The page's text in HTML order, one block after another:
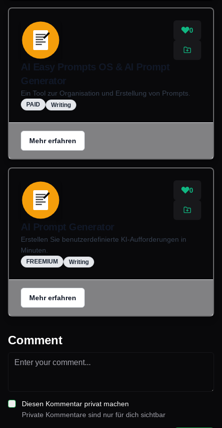
0
AI Easy Prompts OS & AI Prompt
Generator
Ein Tool zur Organisation und Erstellung von Prompts.
PAID Writing
Mehr erfahren
0
AI Prompt Generator
Erstellen Sie benutzerdefinierte KI-Aufforderungen in
Minuten.
FREEMIUM Writing
Mehr erfahren
Comment
Diesen Kommentar privat machen
Private Kommentare sind nur für dich sichtbar